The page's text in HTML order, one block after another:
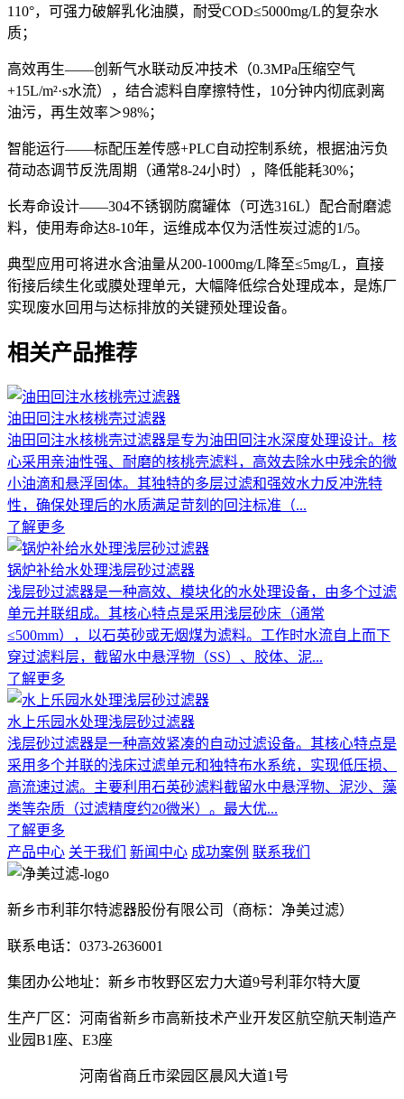
110°，可强力破解乳化油膜，耐受COD≤5000mg/L的复杂水
质；
高效再生——创新气水联动反冲技术（0.3MPa压缩空气
+15L/m²·s水流），结合滤料自摩擦特性，10分钟内彻底剥离
油污，再生效率＞98%；
智能运行——标配压差传感+PLC自动控制系统，根据油污负
荷动态调节反洗周期（通常8-24小时），降低能耗30%；
长寿命设计——304不锈钢防腐罐体（可选316L）配合耐磨滤
料，使用寿命达8-10年，运维成本仅为活性炭过滤的1/5。
典型应用可将进水含油量从200-1000mg/L降至≤5mg/L，直接
衔接后续生化或膜处理单元，大幅降低综合处理成本，是炼厂
实现废水回用与达标排放的关键预处理设备。
相关产品推荐
油田回注水核桃壳过滤器
油田回注水核桃壳过滤器是专为油田回注水深度处理设计。核
心采用亲油性强、耐磨的核桃壳滤料，高效去除水中残余的微
小油滴和悬浮固体。其独特的多层过滤和强效水力反冲洗特
性，确保处理后的水质满足苛刻的回注标准（...
了解更多
锅炉补给水处理浅层砂过滤器
浅层砂过滤器是一种高效、模块化的水处理设备，由多个过滤
单元并联组成。其核心特点是采用浅层砂床（通常
≤500mm），以石英砂或无烟煤为滤料。工作时水流自上而下
穿过滤料层，截留水中悬浮物（SS）、胶体、泥...
了解更多
水上乐园水处理浅层砂过滤器
浅层砂过滤器是一种高效紧凑的自动过滤设备。其核心特点是
采用多个并联的浅床过滤单元和独特布水系统，实现低压损、
高流速过滤。主要利用石英砂滤料截留水中悬浮物、泥沙、藻
类等杂质（过滤精度约20微米）。最大优...
了解更多
产品中心 关于我们 新闻中心 成功案例 联系我们
新乡市利菲尔特滤器股份有限公司（商标：净美过滤）
联系电话：0373-2636001
集团办公地址：新乡市牧野区宏力大道9号利菲尔特大厦
生产厂区：河南省新乡市高新技术产业开发区航空航天制造产
业园B1座、E3座
河南省商丘市梁园区晨风大道1号